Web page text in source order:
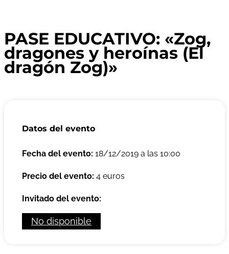
PASE EDUCATIVO: «Zog,
dragones y heroínas (El
dragón Zog)»
Datos del evento
Fecha del evento: 18/12/2019 a las 10:00
Precio del evento: 4 euros
Invitado del evento:
No disponible